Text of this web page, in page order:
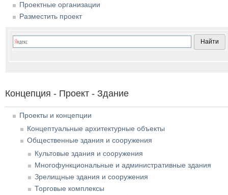
Проектные организации
Разместить проект
Концепция - Проект - Здание
Проекты и концепции
Концептуальные архитектурные объекты
Общественные здания и сооружения
Культовые здания и сооружения
Многофункциональные и административные здания
Зрелищные здания и сооружения
Торговые комплексы